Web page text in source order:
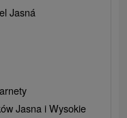
Jasná
Jasna i Wysokie